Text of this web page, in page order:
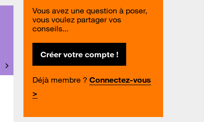
Vous avez une question à poser,
vous voulez partager vos
conseils...
Créer votre compte !
Déjà membre ? Connectez-vous
>